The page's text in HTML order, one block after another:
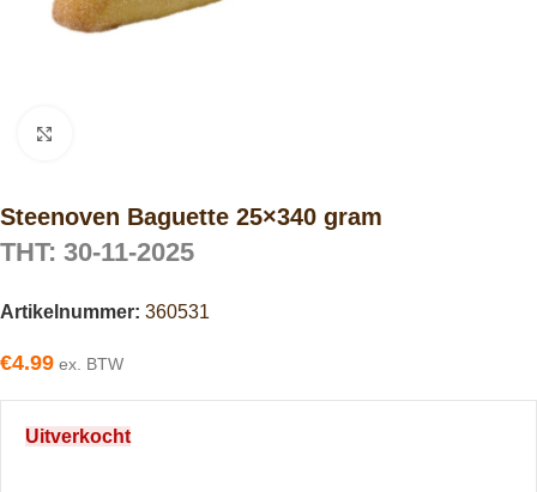
Steenoven Baguette 25×340 gram
THT: 30-11-2025
Artikelnummer: 360531
€4.99 ex. BTW
Uitverkocht